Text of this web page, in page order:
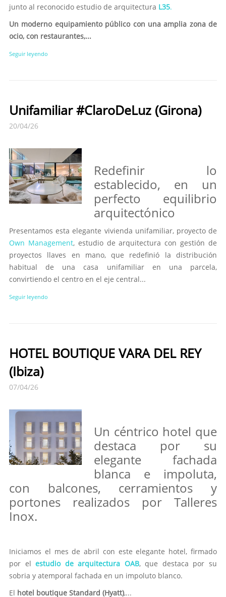
junto al reconocido estudio de arquitectura L35.
Un moderno equipamiento público con una amplia zona de
ocio, con restaurantes,...
Seguir leyendo
Unifamiliar #ClaroDeLuz (Girona)
20/04/26
Redefinir lo
establecido, en un
perfecto equilibrio
arquitectónico
Presentamos esta elegante vivienda unifamiliar, proyecto de
Own Management, estudio de arquitectura con gestión de
proyectos llaves en mano, que redefinió la distribución
habitual de una casa unifamiliar en una parcela,
convirtiendo el centro en el eje central...
Seguir leyendo
HOTEL BOUTIQUE VARA DEL REY
(Ibiza)
07/04/26
Un céntrico hotel que
destaca por su
elegante fachada
blanca e impoluta,
con balcones, cerramientos y
portones realizados por Talleres
Inox.
Iniciamos el mes de abril con este elegante hotel, firmado
por elestudio de arquitectura OAB, que destaca por su
sobria y atemporal fachada en un impoluto blanco.
El hotel boutique Standard (Hyatt),...